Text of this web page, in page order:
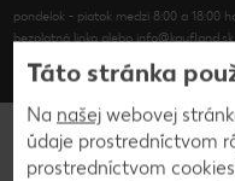
pondelok - piatok medzi 8:00 a 18:00
bezplatná linka alebo info@kaufland.sk
Kontakt Časté
Kaufland.sk
Táto stránka
Na našej webovej
údaje prostredníctvom
prostredníctvom